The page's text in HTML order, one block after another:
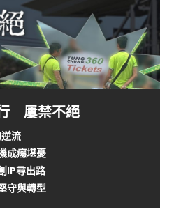
屢禁不絕
流
成癮堪憂
IP尋出路
守與轉型